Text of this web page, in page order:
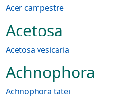
Acer campestre
Acetosa
Acetosa vesicaria
Achnophora
Achnophora tatei